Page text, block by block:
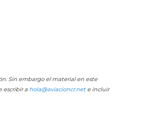
Sin embargo el material en este
escribir a hola@aviacioncr.nete incluir